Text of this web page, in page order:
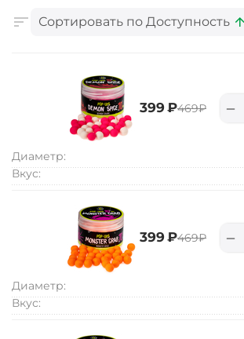
Сортировать по Доступность
‍399‍ ₽‍469‍₽ −
Диаметр:
Вкус:
‍399‍ ₽‍469‍₽ −
Диаметр:
Вкус: